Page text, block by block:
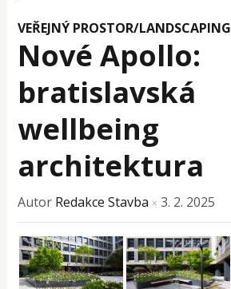
VEŘEJNÝ PROSTOR/LANDSCAPING
Nové Apollo:
bratislavská
wellbeing
architektura
Autor Redakce Stavba × 3. 2. 2025